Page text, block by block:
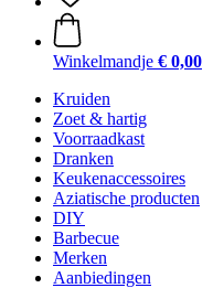
Winkelmandje € 0,00
Kruiden
Zoet & hartig
Voorraadkast
Dranken
Keukenaccessoires
Aziatische producten
DIY
Barbecue
Merken
Aanbiedingen